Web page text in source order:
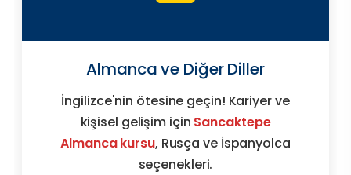
Almanca ve Diğer Diller
İngilizce'nin ötesine geçin! Kariyer ve
kişisel gelişim için Sancaktepe
Almanca kursu, Rusça ve İspanyolca
seçenekleri.